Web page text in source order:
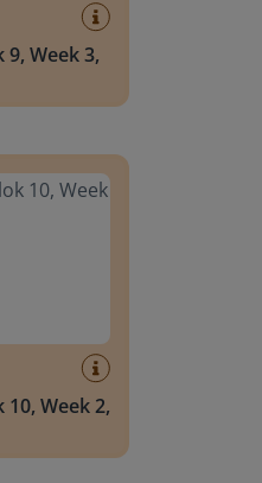
9, Week 3,
Week 2,